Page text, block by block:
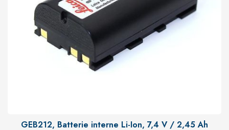
GEB212, Batterie interne Li-Ion, 7,4 V / 2,45 Ah